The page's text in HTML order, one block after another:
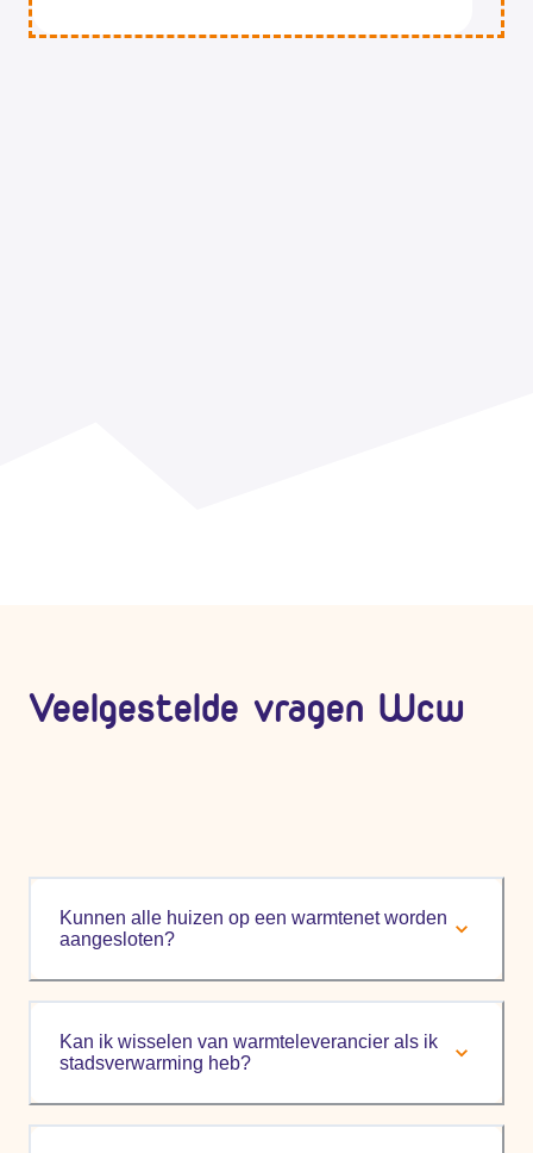
Veelgestelde vragen Wcw
Kunnen alle huizen op een warmtenet worden
aangesloten?
Kan ik wisselen van warmteleverancier als ik
stadsverwarming heb?